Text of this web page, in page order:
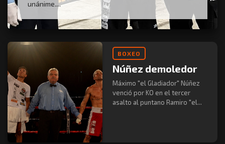
unánime....
BOXEO
Núñez demoledor
Máximo "el Gladiador" Núñez
venció por KO en el tercer
asalto al puntano Ramiro "el...